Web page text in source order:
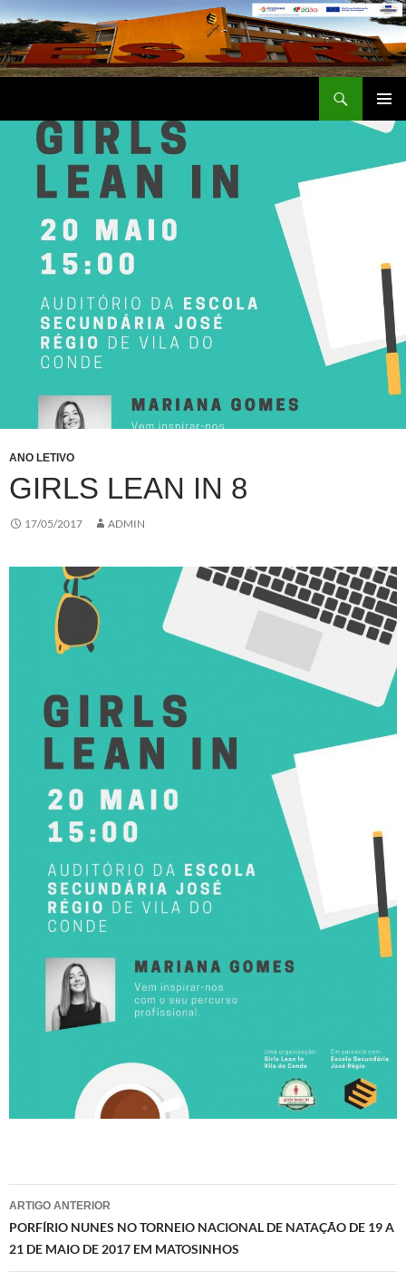
Saltar
para
o
conteúdo
MENU
ANO LETIVO
GIRLS LEAN IN 8
17/05/2017 ADMIN
Navegação
de
artigos
ARTIGO ANTERIOR
PORFÍRIO NUNES NO TORNEIO NACIONAL DE NATAÇÃO DE 19 A
21 DE MAIO DE 2017 EM MATOSINHOS